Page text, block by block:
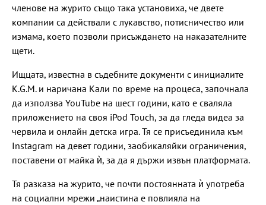
членове на журито също така установиха, че двете
компании са действали с лукавство, потисничество или
измама, което позволи присъждането на наказателните
щети.
Ищцата, известна в съдебните документи с инициалите
K.G.M. и наричана Кали по време на процеса, започнала
да използва YouTube на шест години, като е сваляла
приложението на своя iPod Touch, за да гледа видеа за
червила и онлайн детска игра. Тя се присъединила към
Instagram на девет години, заобикаляйки ограничения,
поставени от майка ѝ, за да я държи извън платформата.
Тя разказа на журито, че почти постоянната ѝ употреба
на социални мрежи „наистина е повлияла на